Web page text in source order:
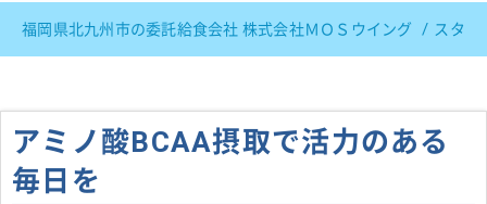
福岡県北九州市の委託給食会社 株式会社ＭＯＳウイング スタッ
アミノ酸BCAA摂取で活力のある
毎日を